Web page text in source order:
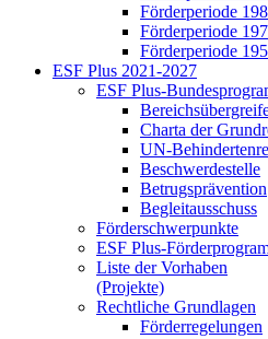
För­der­pe­ri­ode
För­der­pe­ri­ode
För­der­pe­ri­ode
ESF Plus 2021-2027
ESF Plus-
Char­ta der
UN-
Be­schwer­de­stel­le
Be­trugs­prä­ven­ti­on
Be­glei­taus­schuss
För­der­schwer­punk­te
ESF Plus-
Lis­te der Vor­ha­ben
(Pro­jek­te)
Recht­li­che Grund­la­gen
För­der­re­ge­lun­gen